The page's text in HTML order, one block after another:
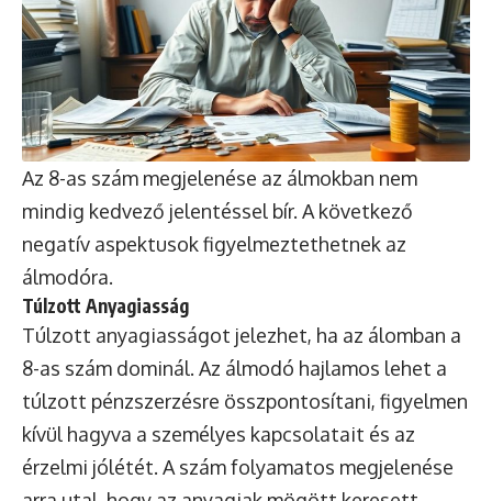
Az 8-as szám megjelenése az álmokban nem
mindig kedvező jelentéssel bír. A következő
negatív aspektusok figyelmeztethetnek az
álmodóra.
Túlzott Anyagiasság
Túlzott anyagiasságot jelezhet, ha az álomban a
8-as szám dominál. Az álmodó hajlamos lehet a
túlzott pénzszerzésre összpontosítani, figyelmen
kívül hagyva a személyes kapcsolatait és az
érzelmi jólétét. A szám folyamatos megjelenése